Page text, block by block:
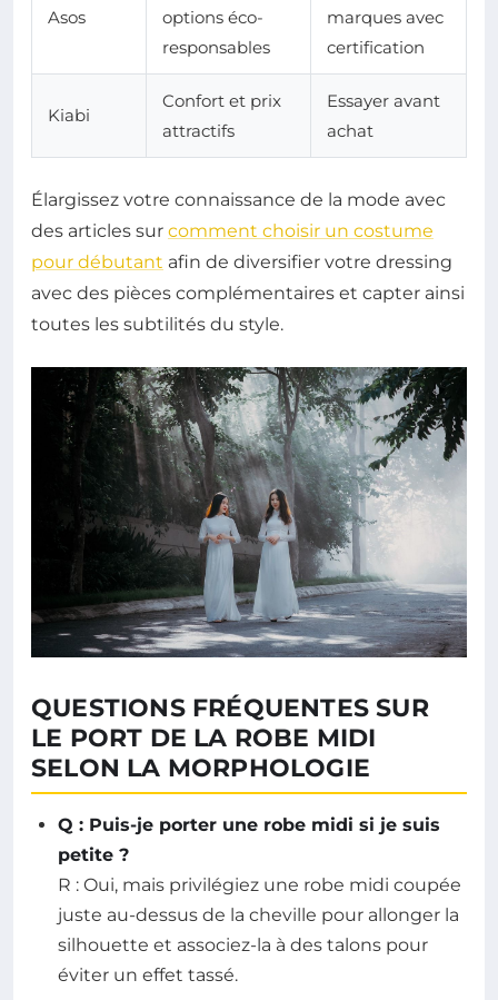
Asos
options éco-
responsables
marques avec
certification
Kiabi
Confort et prix
attractifs
Essayer avant
achat
Élargissez votre connaissance de la mode avec
des articles sur comment choisir un costume
pour débutant afin de diversifier votre dressing
avec des pièces complémentaires et capter ainsi
toutes les subtilités du style.
QUESTIONS FRÉQUENTES SUR
LE PORT DE LA ROBE MIDI
SELON LA MORPHOLOGIE
Q : Puis-je porter une robe midi si je suis
petite ?
R : Oui, mais privilégiez une robe midi coupée
juste au-dessus de la cheville pour allonger la
silhouette et associez-la à des talons pour
éviter un effet tassé.